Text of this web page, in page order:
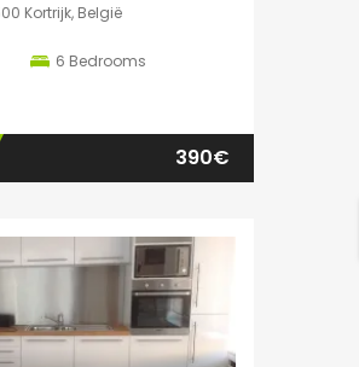
Kortrijk, België
6 Bedrooms
390€